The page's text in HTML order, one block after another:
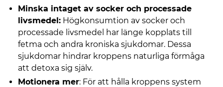
Minska intaget av socker och processade
livsmedel: Högkonsumtion av socker och
processade livsmedel har länge kopplats till
fetma och andra kroniska sjukdomar. Dessa
sjukdomar hindrar kroppens naturliga förmåga
att detoxa sig själv.
Motionera mer: För att hålla kroppens system